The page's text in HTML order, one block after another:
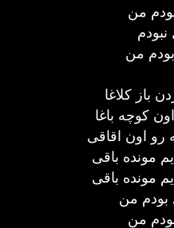
من
من
باز کلاغا
کوچه باغا
رو اون اقاقی
مونده باقی
مونده باقی
من
من